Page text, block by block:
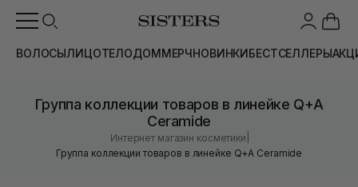
ВОЛОСЫЛИЦОТЕЛОДОММЕРЧНОВИНКИБЕСТСЕЛЛЕРЫ
Группа коллекции товаров в линейке Q+A
Ceramide
Интернет магазин косметики
Группа коллекции товаров в линейке Q+A Ceramide